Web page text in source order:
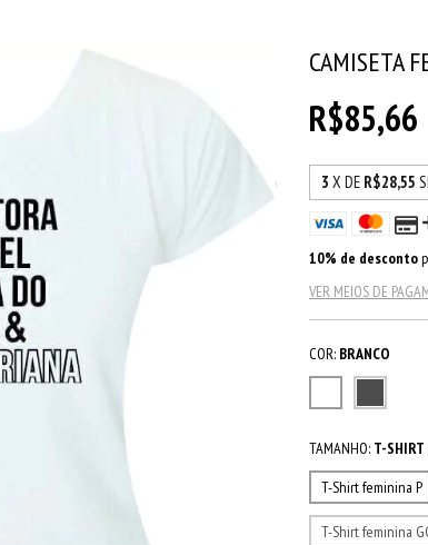
CAMISETA
R$85,66
3 X DE R$28,55
10% de desconto
VER MEIOS DE
COR: BRANCO
TAMANHO: T-
T-Shirt feminina P
T-Shirt feminina